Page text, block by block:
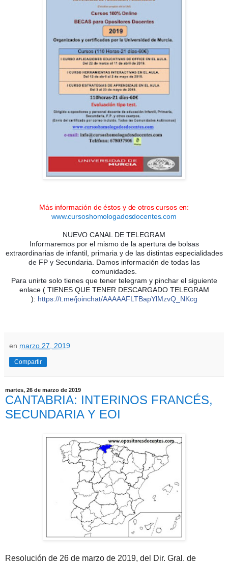
Más información de éstos y de otros cursos en:
www.cursoshomologadosdocentes.com
NUEVO CANAL DE TELEGRAM
Informaremos por el mismo de la apertura de bolsas
extraordinarias de infantil, primaria y de las distintas especialidades
de FP y Secundaria. Damos información de todas las
comunidades.
Para unirte solo tienes que tener telegram y pinchar el siguiente
enlace ( TIENES QUE TENER DESCARGADO TELEGRAM
): https://t.me/joinchat/AAAAAFLTBapYlMzvQ_NKcg
en marzo 27, 2019
Compartir
martes, 26 de marzo de 2019
CANTABRIA: INTERINOS FRANCÉS,
SECUNDARIA Y EOI
Resolución de 26 de marzo de 2019, del Dir. Gral. de